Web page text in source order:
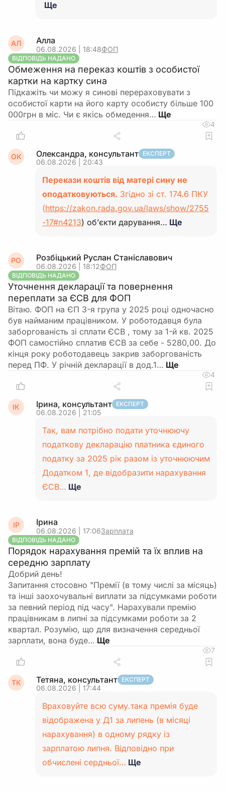
Ще
АЛ Алла
06.08.2026 | 18:48ФОП
ВІДПОВІДЬ НАДАНО
Обмеження на переказ коштів з особистої
картки на картку сина
Підкажіть чи можу я синові перераховувати з
особистої карти на його карту особисту більше 100
000грн в міс. Чи є якісь обмедення…
4
ОК Олександра, консультант ЕКСПЕРТ
06.08.2026 | 20:43
Перекази коштів від матері сину не
оподатковуються. Згідно зі ст. 174.6 ПКУ
(https://zakon.rada.gov.ua/laws/show/2755
-17#n4213) об’єкти дарування… Ще
РО Розбіцький Руслан Станіславович
06.08.2026 | 18:12ФОП
ВІДПОВІДЬ НАДАНО
Уточнення декларації та повернення
переплати за ЄСВ для ФОП
Вітаю. ФОП на ЄП 3-я група у 2025 році одночасно
був найманим працівником. У роботодавця була
заборгованість зі сплати ЄСВ , тому за 1-й кв. 2025
ФОП самостійно сплатив ЄСВ за себе - 5280,00. До
кінця року роботодавець закрив заборгованість
перед ПФ. У річній декларації в дод.1…
4
ІК Ірина, консультант ЕКСПЕРТ
06.08.2026 | 21:05
Так, вам потрібно подати уточнюючу
податкову декларацію платника єдиного
податку за 2025 рік разом із уточнюючим
Додатком 1, де відобразити нарахування
ЄСВ… Ще
ІР Ірина
06.08.2026 | 17:06Зарплата
ВІДПОВІДЬ НАДАНО
Порядок нарахування премій та їх вплив на
середню зарплату
Добрий день!
Запитання стосовно "Премії (в тому числі за місяць)
та інші заохочувальні виплати за підсумками роботи
за певний період під часу". Нарахували премію
працівникам в липні за підсумками роботи за 2
квартал. Розумію, що для визначення середньої
зарплати, вона буде…
7
ТК Тетяна, консультант ЕКСПЕРТ
06.08.2026 | 17:44
Враховуйте всю суму.така премія буде
відображена у Д1 за липень (в місяці
нарахування) в одному рядку із
зарплатою липня. Відповідно при
обчислені сердньої… Ще